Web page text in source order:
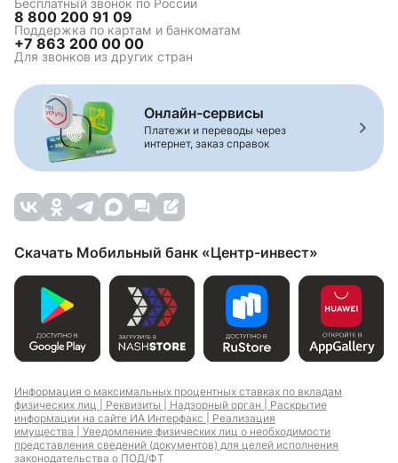
Бесплатный звонок по России
8 800 200 91 09
Поддержка по картам и банкоматам
+7 863 200 00 00
Для звонков из других стран
Онлайн-сервисы
Платежи и переводы через
интернет, заказ справок
Скачать Мобильный банк «Центр-инвест»
Информация о максимальных процентных ставках по вкладам
физических лиц | Реквизиты | Надзорный орган | Раскрытие
информации на сайте ИА Интерфакс | Реализация
имущества | Уведомление физических лиц о необходимости
представления сведений (документов) для целей исполнения
законодательства о ПОД/ФТ